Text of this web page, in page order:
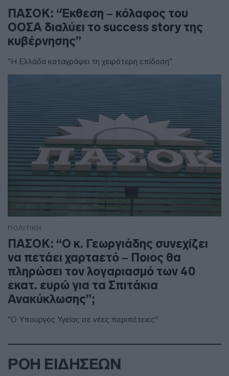
ΠΑΣΟΚ: “Έκθεση – κόλαφος του
ΟΟΣΑ διαλύει το success story της
κυβέρνησης”
"Η Ελλάδα καταγράφει τη χειρότερη επίδοση"
ΠΟΛΙΤΙΚΗ
ΠΑΣΟΚ: “Ο κ. Γεωργιάδης συνεχίζει
να πετάει χαρταετό – Ποιος θα
πληρώσει τον λογαριασμό των 40
εκατ. ευρώ για τα Σπιτάκια
Ανακύκλωσης”;
"Ο Υπουργός Υγείας σε νέες περιπέτειες"
ΡΟΗ ΕΙΔΗΣΕΩΝ